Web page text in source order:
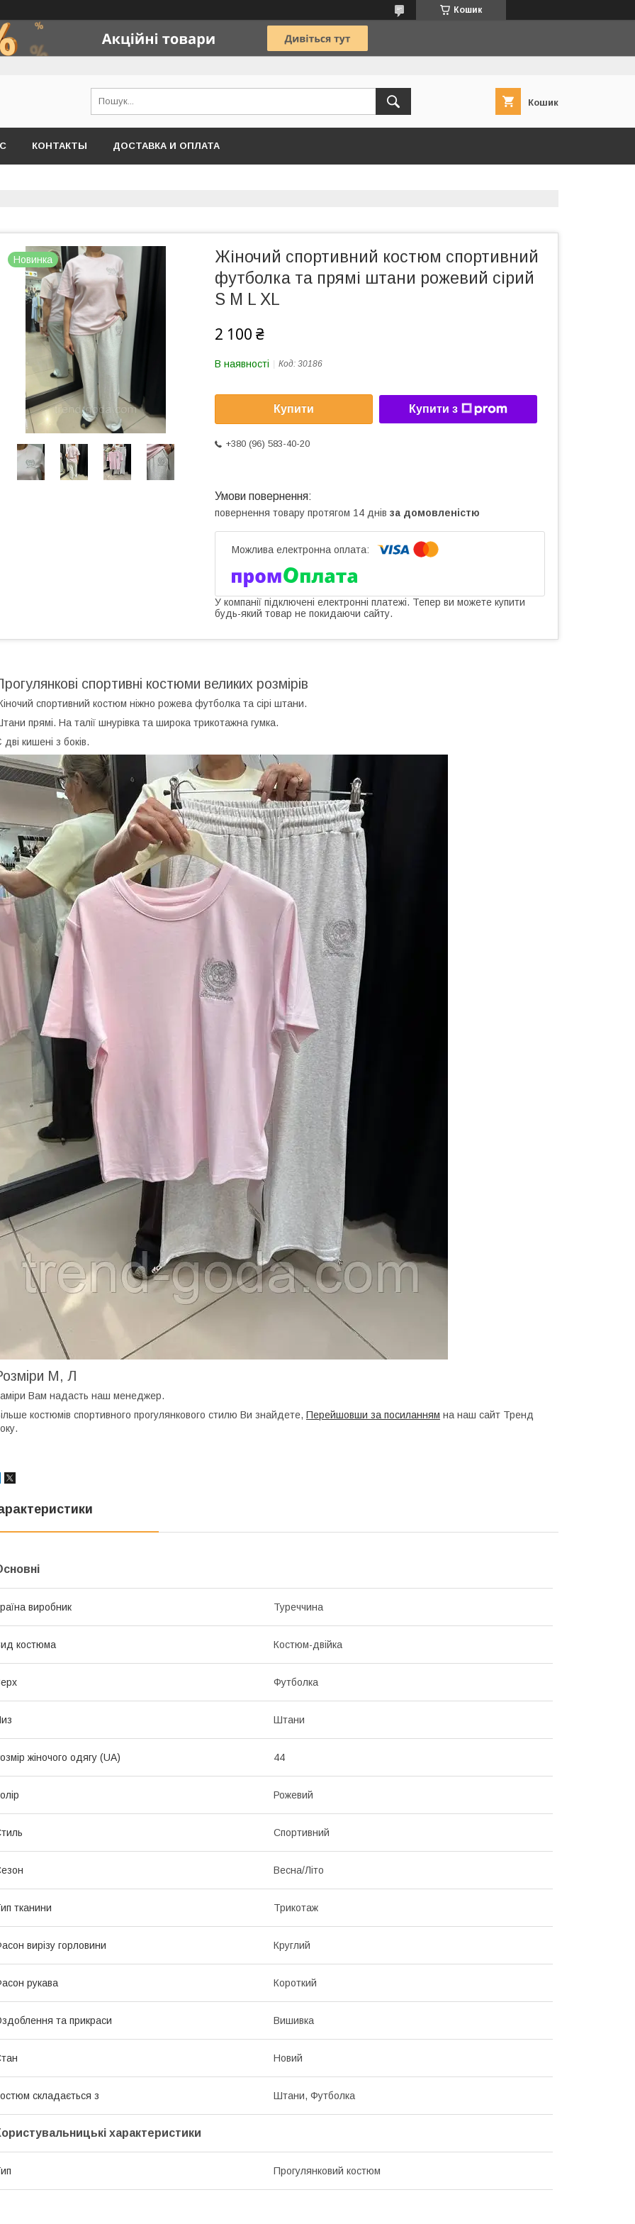
Кошик
Кошик
КОНТАКТЫ ДОСТАВКА И ОПЛАТА
Новинка
Жіночий спортивний костюм спортивний
футболка та прямі штани рожевий сірий
S M L XL
2 100 ₴
В наявності Код: 30186
Купити Купити з
+380 (96) 583-40-20
повернення товару протягом 14 днів за домовленістю
У компанії підключені електронні платежі. Тепер ви можете купити
будь-який товар не покидаючи сайту.
спортивні костюми великих розмірів
спортивний костюм ніжно рожева футболка та сірі штани.
прямі. На талії шнурівка та широка трикотажна гумка.
дві кишені з боків.
М, Л
Вам надасть наш менеджер.
костюмів спортивного прогулянкового стилю Ви знайдете, Перейшовши за посиланням на наш сайт Тренд
виробник Туреччина
костюма Костюм-двійка
Футболка
Штани
жіночого одягу (UA) 44
Рожевий
Спортивний
Весна/Літо
тканини Трикотаж
вирізу горловини Круглий
рукава Короткий
та прикраси Вишивка
Новий
складається з Штани, Футболка
характеристики
Прогулянковий костюм